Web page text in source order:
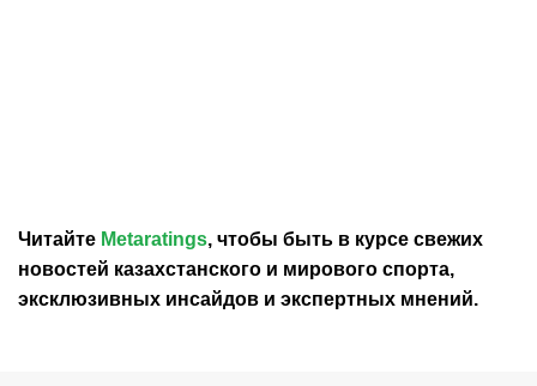
Читайте Metaratings, чтобы быть в курсе свежих
новостей казахстанского и мирового спорта,
эксклюзивных инсайдов и экспертных мнений.